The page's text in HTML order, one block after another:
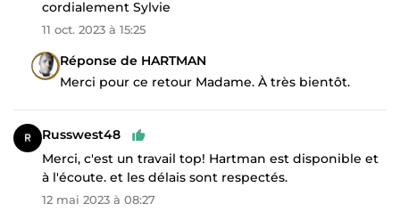
cordialement Sylvie
11 oct. 2023 à 15:25
Réponse de HARTMAN
Merci pour ce retour Madame. À très bientôt.
Russwest48
Merci, c'est un travail top! Hartman est disponible et
à l'écoute. et les délais sont respectés.
12 mai 2023 à 08:27